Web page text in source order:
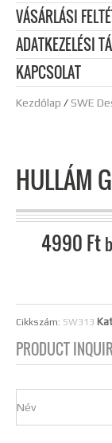
Kezdőlap /SWE
HULLÁM
4990Ft
Cikkszám: SW313
PRODUCT
VÁSÁRLÁSI
ADATKEZELÉSI
KAPCSOLAT